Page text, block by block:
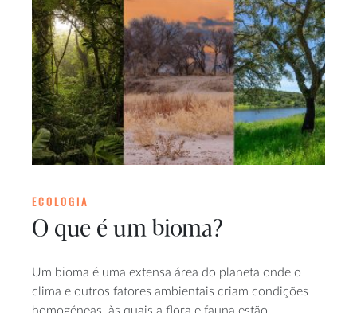
ECOLOGIA
O que é um bioma?
Um bioma é uma extensa área do planeta onde o
clima e outros fatores ambientais criam condições